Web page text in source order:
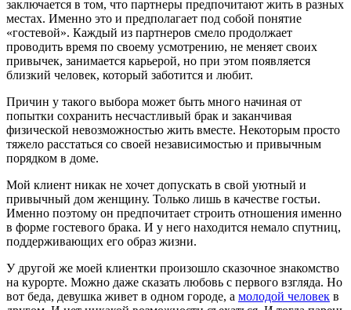
заключается в том, что партнеры предпочитают жить в разных
местах. Именно это и предполагает под собой понятие
«гостевой». Каждый из партнеров смело продолжает
проводить время по своему усмотрению, не меняет своих
привычек, занимается карьерой, но при этом появляется
близкий человек, который заботится и любит.
Причин у такого выбора может быть много начиная от
попытки сохранить несчастливый брак и заканчивая
физической невозможностью жить вместе. Некоторым просто
тяжело расстаться со своей независимостью и привычным
порядком в доме.
Мой клиент никак не хочет допускать в свой уютный и
привычный дом женщину. Только лишь в качестве гостьи.
Именно поэтому он предпочитает строить отношения именно
в форме гостевого брака. И у него находится немало спутниц,
поддерживающих его образ жизни.
У другой же моей клиентки произошло сказочное знакомство
на курорте. Можно даже сказать любовь с первого взгляда. Но
вот беда, девушка живет в одном городе, а молодой человек в